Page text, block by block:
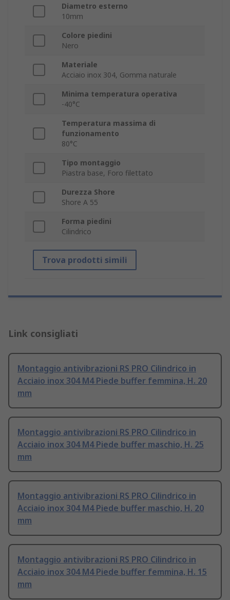
Diametro esterno
10mm
Colore piedini
Nero
Materiale
Acciaio inox 304, Gomma naturale
Minima temperatura operativa
-40°C
Temperatura massima di
funzionamento
80°C
Tipo montaggio
Piastra base, Foro filettato
Durezza Shore
Shore A 55
Forma piedini
Cilindrico
Trova prodotti simili
Link consigliati
Montaggio antivibrazioni RS PRO Cilindrico in
Acciaio inox 304 M4 Piede buffer femmina, H. 20
mm
Montaggio antivibrazioni RS PRO Cilindrico in
Acciaio inox 304 M4 Piede buffer maschio, H. 25
mm
Montaggio antivibrazioni RS PRO Cilindrico in
Acciaio inox 304 M4 Piede buffer maschio, H. 20
mm
Montaggio antivibrazioni RS PRO Cilindrico in
Acciaio inox 304 M4 Piede buffer femmina, H. 15
mm